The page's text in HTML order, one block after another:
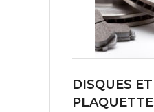
DISQUES ET